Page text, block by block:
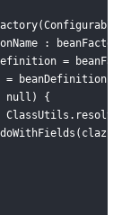
:
=
null) {